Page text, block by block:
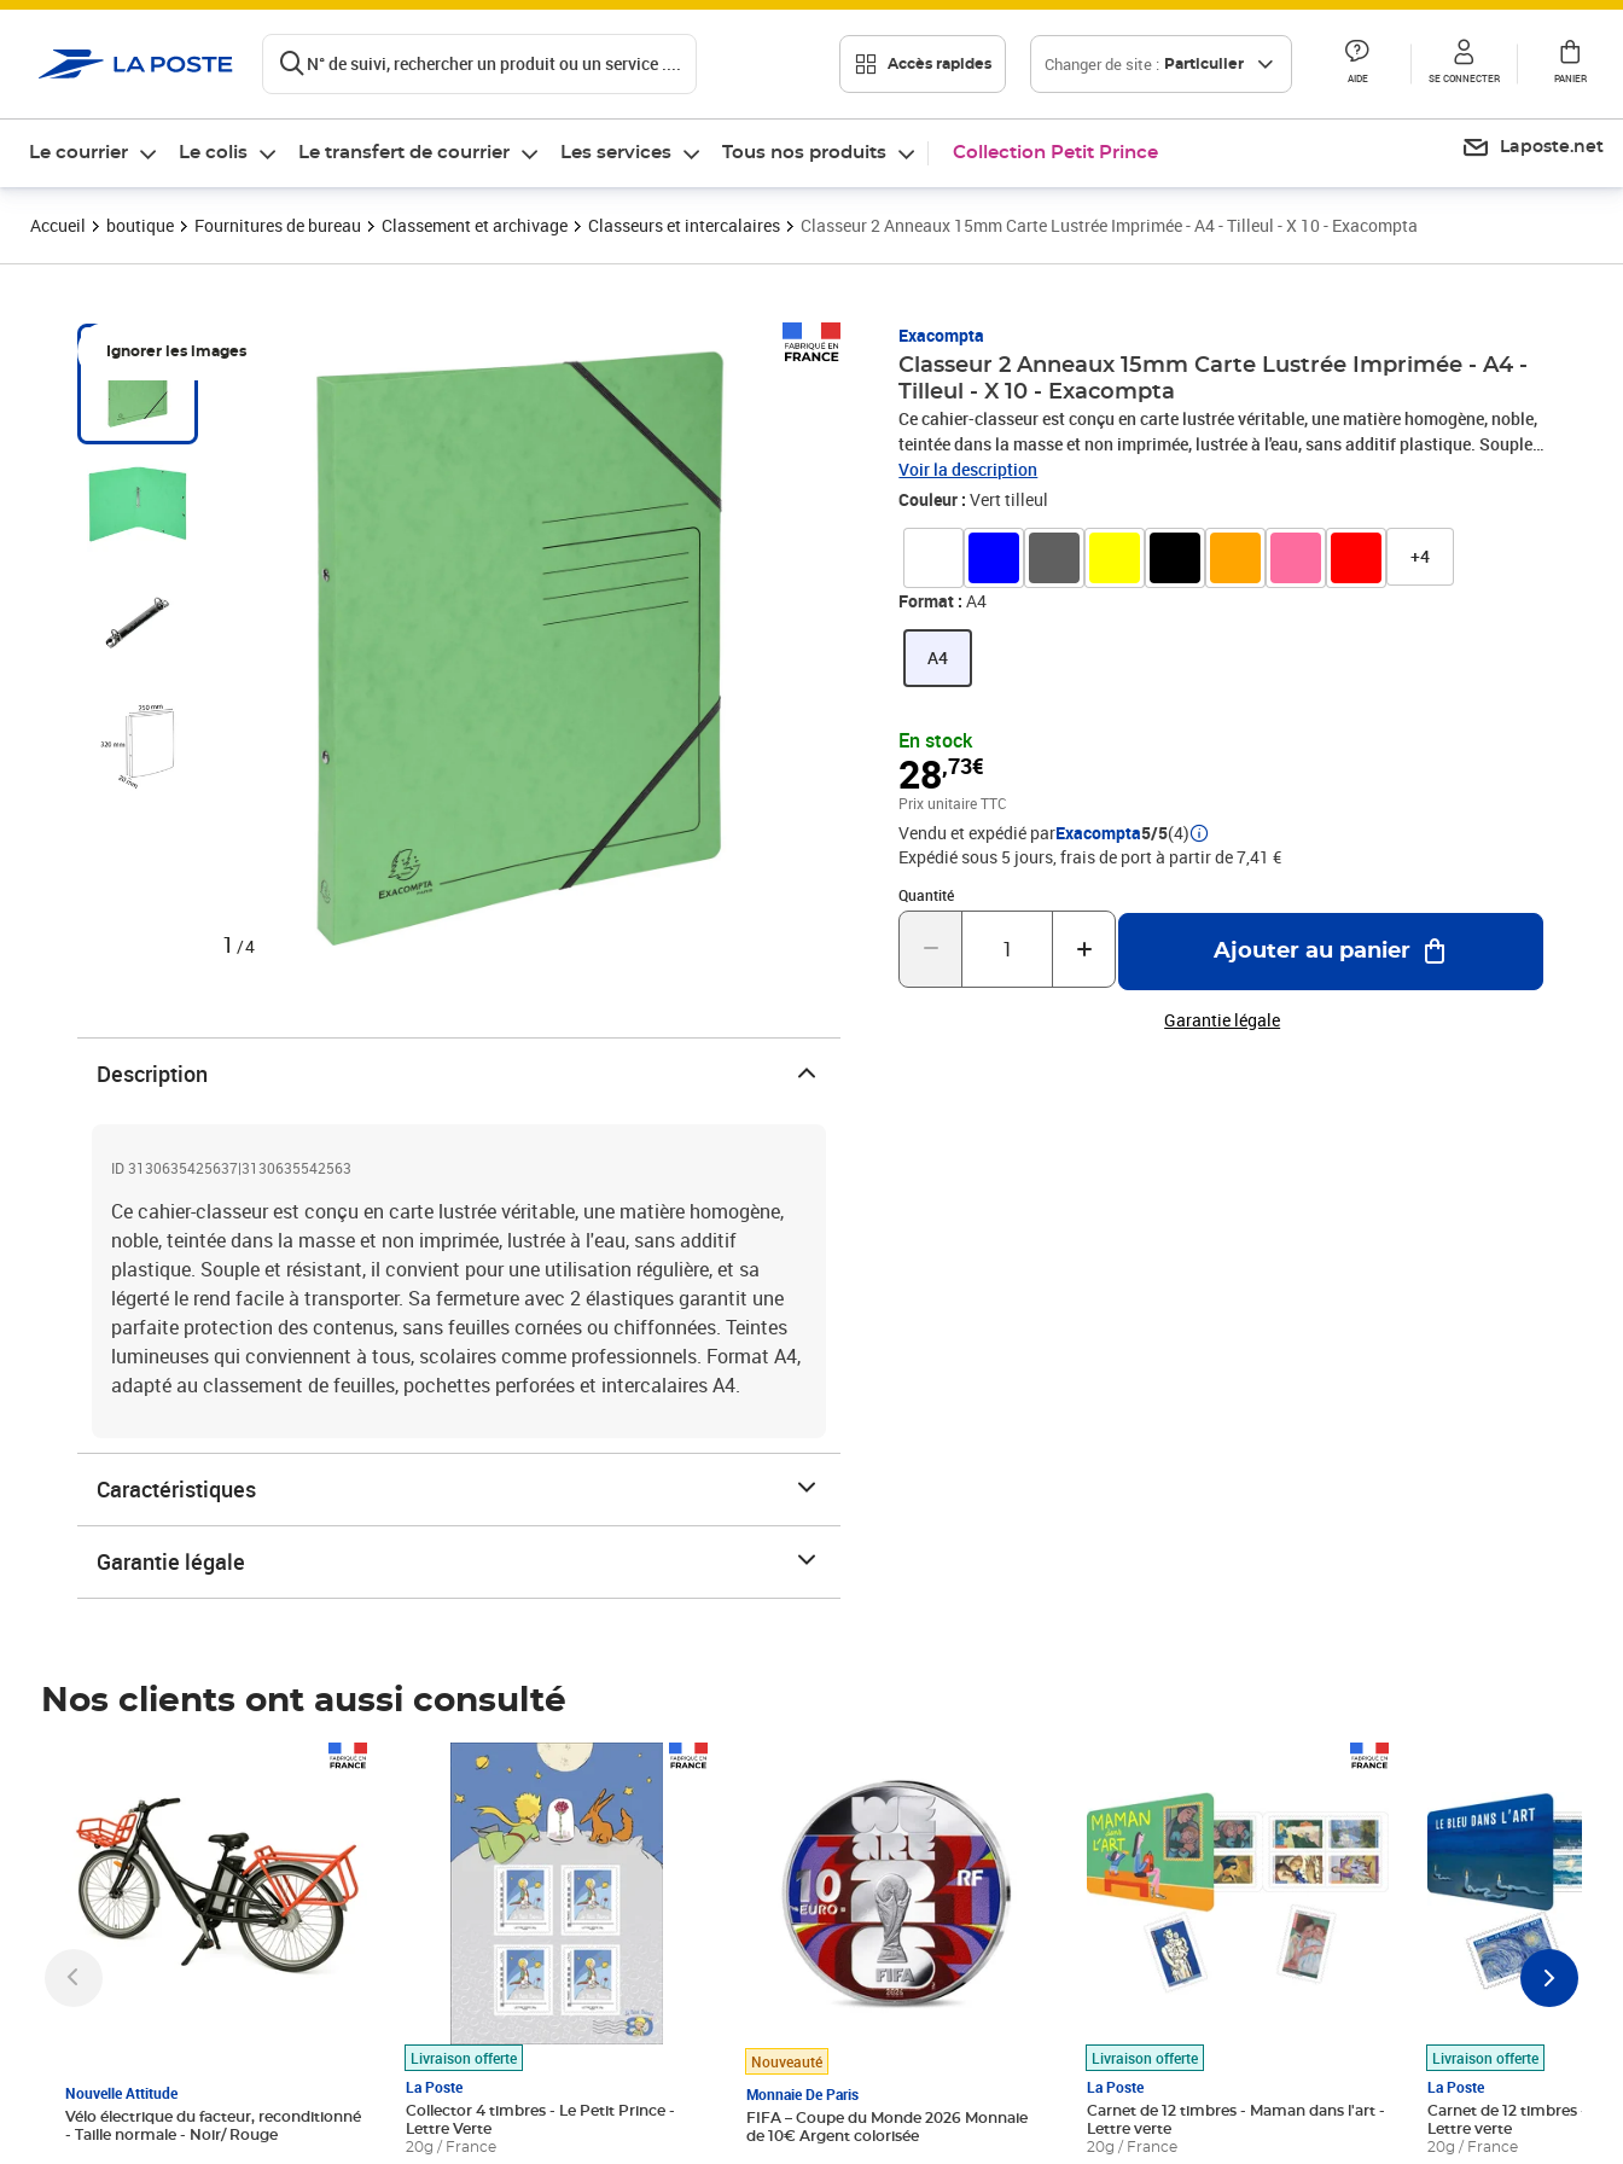
N° de suivi, rechercher un produit ou un service .... Accès rapides Changer de site : Particulier
AIDE SE CONNECTER PANIER
Le courrier Le colis Le transfert de courrier Les services Tous nos produits Collection Petit Prince Laposte.net
Accueil boutique Fournitures de bureau Classement et archivage Classeurs et intercalaires Classeur 2 Anneaux 15mm Carte Lustrée Imprimée - A4 - Tilleul - X 10 - Exacompta
Ignorer les images
1 /4
Exacompta
Classeur 2 Anneaux 15mm Carte Lustrée Imprimée - A4 -
Tilleul - X 10 - Exacompta
Ce cahier-classeur est conçu en carte lustrée véritable, une matière homogène, noble,
teintée dans la masse et non imprimée, lustrée à l'eau, sans additif plastique. Souple
et résistant, il convient pour une utilisation régulière, et sa légerté le rend facile à
transporter. Sa fermeture avec 2 élastiques garantit une parfaite protection des
tous, scolaires comme professionnels. Format A4, adapté au classement de feuilles,
Voir la description
Couleur :Vert tilleul
+4
Format :A4
A4
En stock
28,73€
Prix 28,73€
Prix unitaire TTC
Vendu et expédié parExacompta5/5(4)
Expédié sous 5 jours, frais de port à partir de 7,41 €
Quantité
Quantité : 1
Ajouter au panier
Garantie légale
Description
ID 3130635425637|3130635542563
Ce cahier-classeur est conçu en carte lustrée véritable, une matière homogène,
noble, teintée dans la masse et non imprimée, lustrée à l'eau, sans additif
plastique. Souple et résistant, il convient pour une utilisation régulière, et sa
légerté le rend facile à transporter. Sa fermeture avec 2 élastiques garantit une
parfaite protection des contenus, sans feuilles cornées ou chiffonnées. Teintes
lumineuses qui conviennent à tous, scolaires comme professionnels. Format A4,
adapté au classement de feuilles, pochettes perforées et intercalaires A4.
Caractéristiques
Garantie légale
Nos clients ont aussi consulté
Nouvelle Attitude
Vélo électrique du facteur, reconditionné
- Taille normale - Noir/ Rouge
Livraison offerte
La Poste
Collector 4 timbres - Le Petit Prince -
Lettre Verte
20g / France
Prix 7,50€
Nouveauté
Monnaie De Paris
FIFA – Coupe du Monde 2026 Monnaie
de 10€ Argent colorisée
Livraison offerte
La Poste
Carnet de 12 timbres - Maman dans l'art -
Lettre verte
20g / France
Livraison offerte
La Poste
Carnet de 12 timbres - Le
Lettre verte
20g / France